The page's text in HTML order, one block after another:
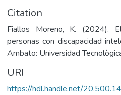
Citation
Fiallos Moreno, K. (2024).
personas con discapacidad
Ambato: Universidad
URI
https://hdl.handle.net/